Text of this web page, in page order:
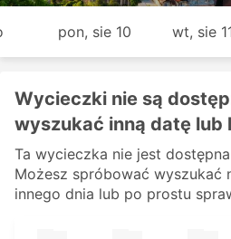
pon, sie 10 wt, sie
Wycieczki nie są
wyszukać inną datę lub
Ta wycieczka nie jest
Możesz spróbować wyszukać
innego dnia lub po prostu